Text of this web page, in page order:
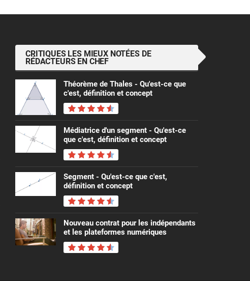
CRITIQUES LES MIEUX NOTÉES DE
RÉDACTEURS EN CHEF
Théorème de Thales - Qu'est-ce que
c'est, définition et concept
Médiatrice d'un segment - Qu'est-ce
que c'est, définition et concept
Segment - Qu'est-ce que c'est,
définition et concept
Nouveau contrat pour les indépendants
et les plateformes numériques